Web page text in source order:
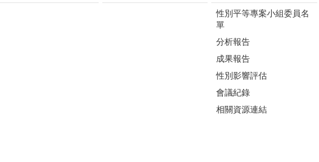
性別平等專案小組委員名
單
分析報告
成果報告
性別影響評估
會議紀錄
相關資源連結